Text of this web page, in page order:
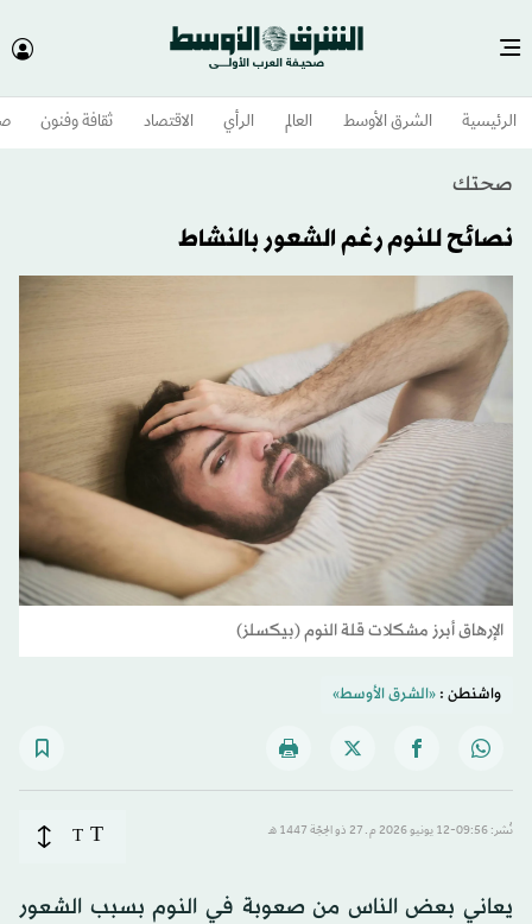
الرئيسية الشرق الأوسط​ العالم الرأي الاقتصاد ثقافة وفنون
صحتك
نصائح للنوم رغم الشعور بالنشاط
الإرهاق أبرز مشكلات قلة النوم (بيكسلز)
واشنطن :«الشرق الأوسط»
نُشر: 09:56-12 يونيو 2026 م ـ 27 ذو الحِجّة 1447 هـ T
T
يعاني بعض الناس من صعوبة في النوم بسبب الشعور